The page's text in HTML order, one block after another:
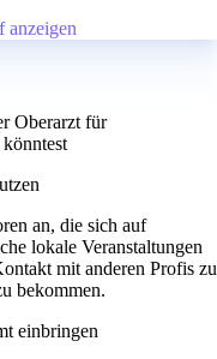
Oberarzt für
an, die sich auf
lokale Veranstaltungen
mit anderen Profis zu
bekommen.
einbringen